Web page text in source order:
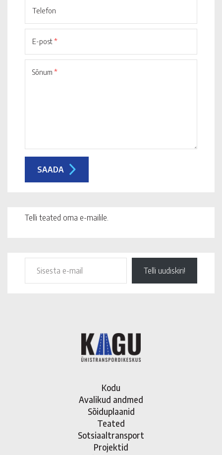
Telefon
E-post*
Sõnum *
Telli teated oma e-mailile.
Telli uudiskiri!
Kodu
Avalikud andmed
Sõiduplaanid
Teated
Sotsiaaltransport
Projektid